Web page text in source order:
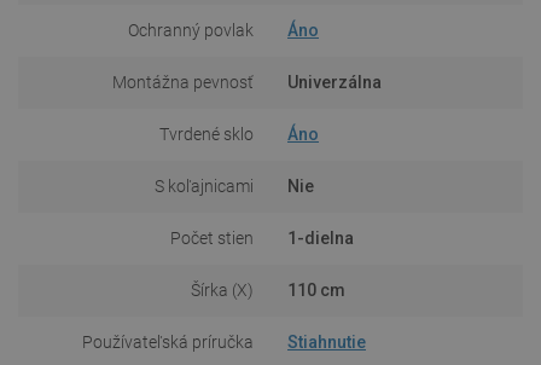
Ochranný povlak Áno
Montážna pevnosť Univerzálna
Tvrdené sklo Áno
S koľajnicami Nie
Počet stien 1-dielna
Šírka (X) 110 cm
Používateľská príručka Stiahnutie